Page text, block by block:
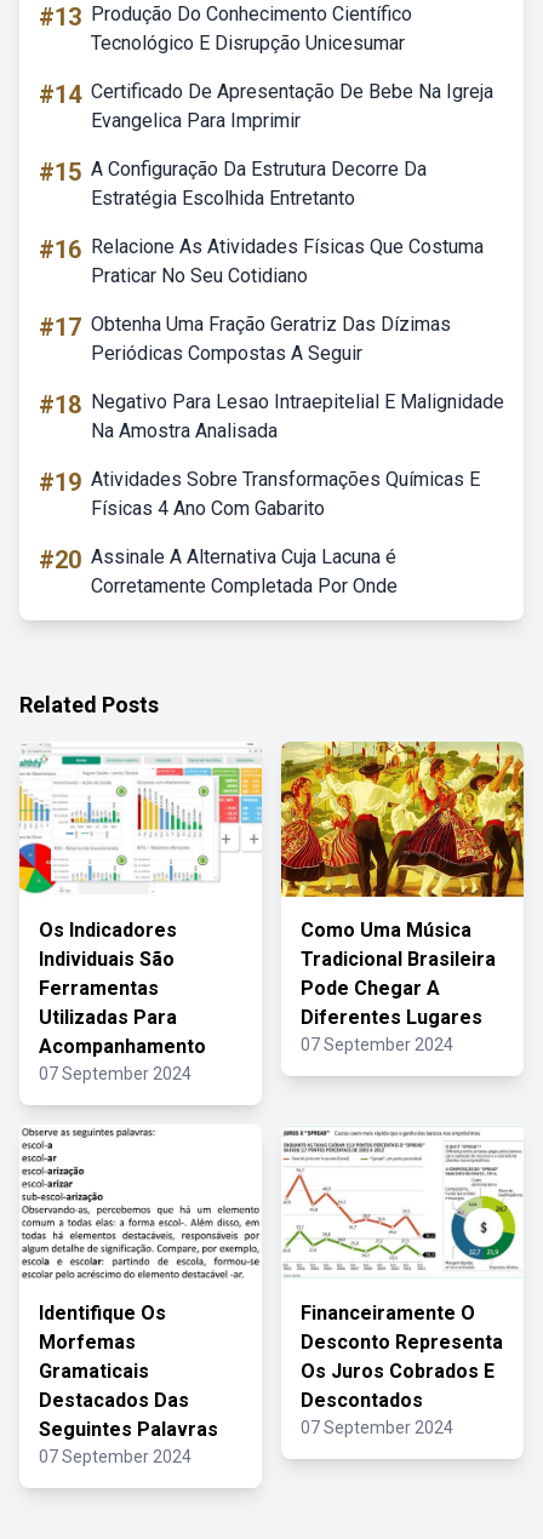
#13 Produção Do Conhecimento Científico
Tecnológico E Disrupção Unicesumar
#14 Certificado De Apresentação De Bebe Na Igreja
Evangelica Para Imprimir
#15 A Configuração Da Estrutura Decorre Da
Estratégia Escolhida Entretanto
#16 Relacione As Atividades Físicas Que Costuma
Praticar No Seu Cotidiano
#17 Obtenha Uma Fração Geratriz Das Dízimas
Periódicas Compostas A Seguir
#18 Negativo Para Lesao Intraepitelial E Malignidade
Na Amostra Analisada
#19 Atividades Sobre Transformações Químicas E
Físicas 4 Ano Com Gabarito
#20 Assinale A Alternativa Cuja Lacuna é
Corretamente Completada Por Onde
Related Posts
Os Indicadores
Individuais São
Ferramentas
Utilizadas Para
Acompanhamento
07 September 2024
Como Uma Música
Tradicional Brasileira
Pode Chegar A
Diferentes Lugares
07 September 2024
Identifique Os
Morfemas
Gramaticais
Destacados Das
Seguintes Palavras
07 September 2024
Financeiramente O
Desconto Representa
Os Juros Cobrados E
Descontados
07 September 2024